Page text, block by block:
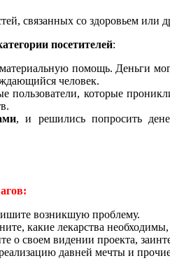
связанных со здоровьем
посетителей:
помощь. Деньги
человек.
пользователи, которые
, и решились попросить
возникшую проблему.
какие лекарства
о своем видении проекта,
давней мечты и